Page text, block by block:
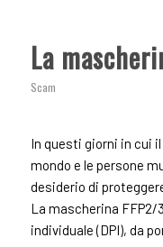
La
Scam
In questi giorni in cui
mondo e le persone
desiderio di
La mascherina
individuale (DPI), da